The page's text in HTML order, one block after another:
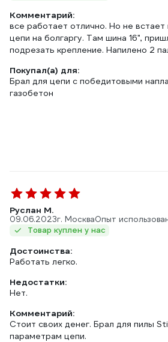
Комментарий:
все работает отлично. Но не встает
цепи на болгаргу. Там шина 16",
подрезать крепление. Напилено 2
Покупал(а) для:
Брал для цепи с победитовыми
газобетон
Руслан М.
09.06.2023г. МоскваОпыт
Товар куплен у нас
Достоинства:
Работать легко.
Недостатки:
Нет.
Комментарий:
Стоит своих денег. Брал для пилы
параметрам цепи.